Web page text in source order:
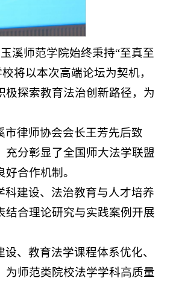
溪师范学院始终秉持“至真至
将以本次高端论坛为契机，
探索教育法治创新路径，为
律师协会会长王芳先后致
分彰显了全国师大法学联盟
合作机制。
建设、法治教育与人才培养
合理论研究与实践案例开展
、教育法学课程体系优化、
师范类院校法学学科高质量